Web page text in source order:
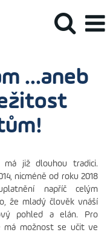
...aneb
má již dlouhou tradici.
nicméně od roku 2018
napříč celým
že mladý člověk vnáší
pohled a elán. Pro
má možnost se učit ve